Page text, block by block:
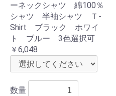
ーネックシャツ 綿100％
シャツ 半袖シャツ Ｔ-
Shirt ブラック ホワイ
ト ブルー 3色選択可
￥6,048
数量